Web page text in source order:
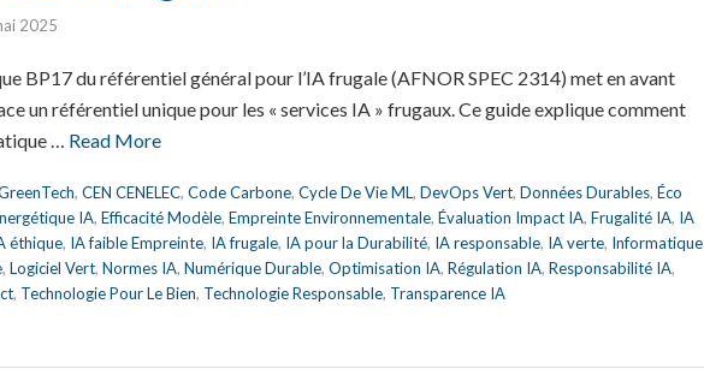
2025
BP17 du référentiel général pour l’IA frugale (AFNOR SPEC 2314) met en avant
un référentiel unique pour les « services IA » frugaux. Ce guide explique comment
… Read More
, CEN CENELEC, Code Carbone, Cycle De Vie ML, DevOps Vert, Données Durables, Éco
IA, Efficacité Modèle, Empreinte Environnementale, Évaluation Impact IA, Frugalité IA, IA
éthique, IA faible Empreinte, IA frugale, IA pour la Durabilité, IA responsable, IA verte, Informatique
, Logiciel Vert, Normes IA, Numérique Durable, Optimisation IA, Régulation IA, Responsabilité IA,
, Technologie Pour Le Bien, Technologie Responsable, Transparence IA